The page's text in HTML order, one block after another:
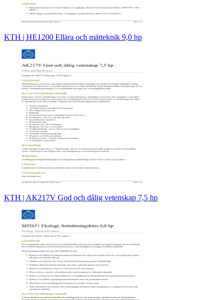
KTH | HE1200 Ellära och mätteknik 9,0 hp
KTH | AK217V God och dålig vetenskap 7,5 hp